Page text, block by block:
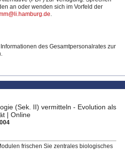
an oder wenden sich im Vorfeld der
.
des Gesamtpersonalrates zur
(Sek. II) vermitteln - Evolution als
| Online
frischen Sie zentrales biologisches